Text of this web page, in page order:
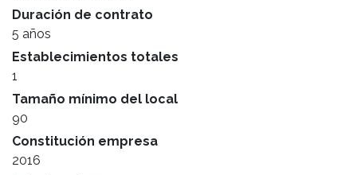
Duración de contrato
5 años
Establecimientos totales
1
Tamaño mínimo del local
90
Constitución empresa
2016